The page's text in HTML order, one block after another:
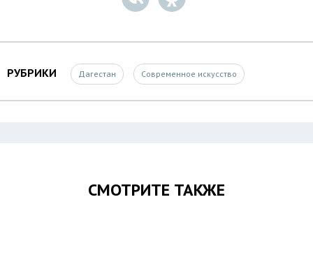
РУБРИКИ Дагестан Современное искусство
СМОТРИТЕ ТАКЖЕ